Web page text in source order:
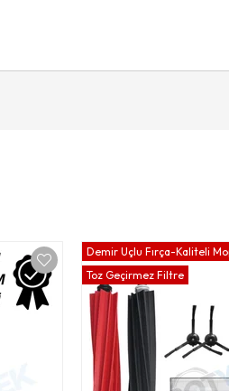
Demir Uçlu Fırça-Kaliteli
Toz Geçirmez Filtre